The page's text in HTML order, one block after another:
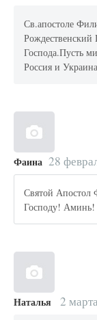
Св.апостоле
Господа.Пусть
Россия и
Фаина 28
Святой
Господу! Аминь!
Наталья 2